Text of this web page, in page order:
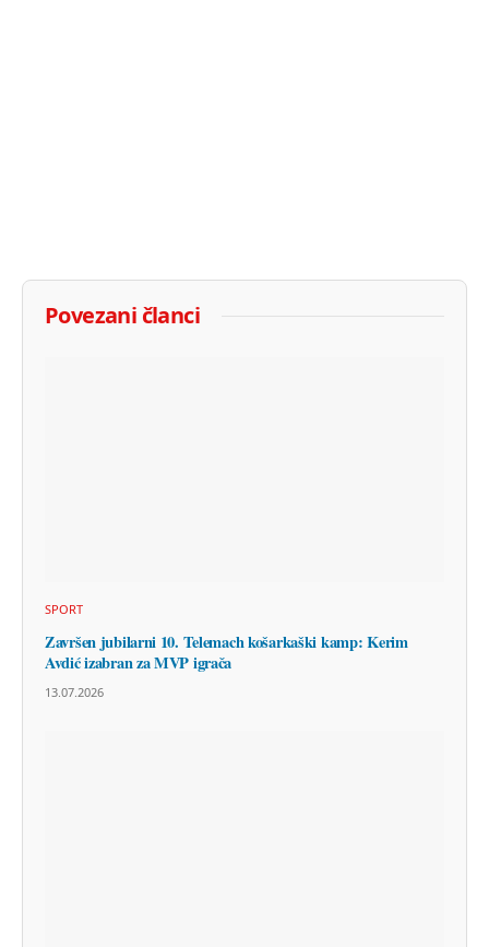
Povezani članci
SPORT
Završen jubilarni 10. Telemach košarkaški kamp: Kerim
Avdić izabran za MVP igrača
13.07.2026